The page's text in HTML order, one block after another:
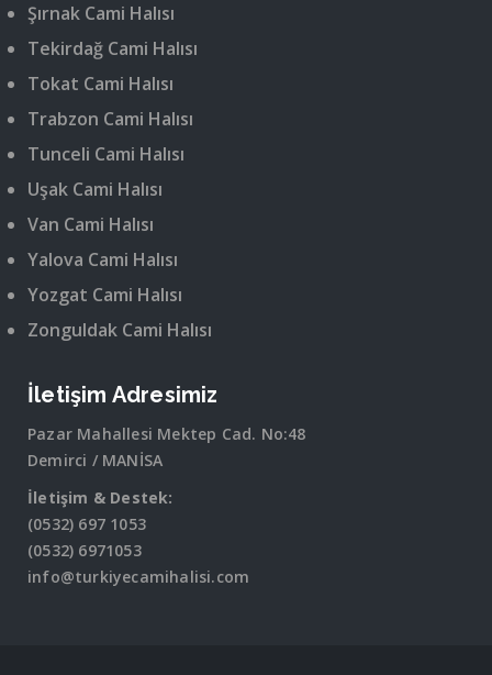
Şırnak Cami Halısı
Tekirdağ Cami Halısı
Tokat Cami Halısı
Trabzon Cami Halısı
Tunceli Cami Halısı
Uşak Cami Halısı
Van Cami Halısı
Yalova Cami Halısı
Yozgat Cami Halısı
Zonguldak Cami Halısı
İletişim Adresimiz
Pazar Mahallesi Mektep Cad. No:48
Demirci / MANİSA
İletişim & Destek:
(0532) 697 1053
(0532) 6971053
info@turkiyecamihalisi.com